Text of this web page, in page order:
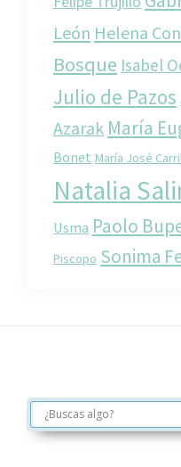
León Helena
Bosque Isabel
Julio de Pazos
Azarak María
Bonet María José
Natalia
Usma Paolo
Piscopo Sonima
Footer